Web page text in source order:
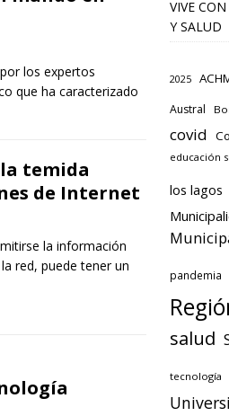
los expertos
que ha caracterizado
temida
de Internet
la información
red, puede tener un
VIVE
Y SALUD
2025
Austral
covid
educación
los lagos
pandemia
salud
tecnología